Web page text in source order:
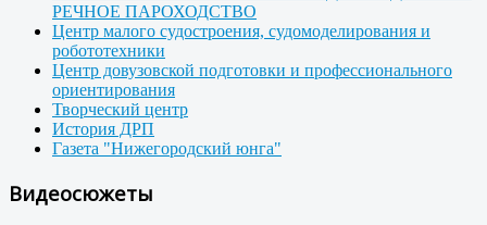
РЕЧНОЕ ПАРОХОДСТВО
Центр малого судостроения, судомоделирования и
робототехники
Центр довузовской подготовки и профессионального
ориентирования
Творческий центр
История ДРП
Газета "Нижегородский юнга"
Видеосюжеты